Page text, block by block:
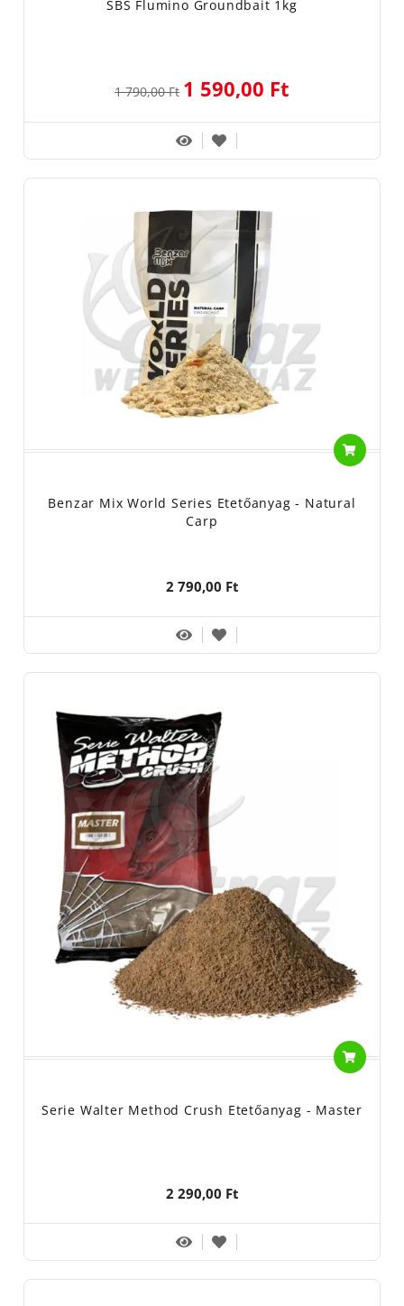
SBS Flumino Groundbait 1kg
1 790,00 Ft 1 590,00 Ft
Benzar Mix World Series Etetőanyag - Natural
Carp
2 790,00 Ft
Serie Walter Method Crush Etetőanyag - Master
2 290,00 Ft